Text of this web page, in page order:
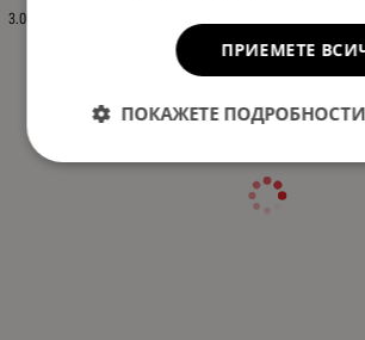
3.00
ПРИЕМЕТЕ
ПОКАЖЕТЕ ПОДРОБНОСТИ